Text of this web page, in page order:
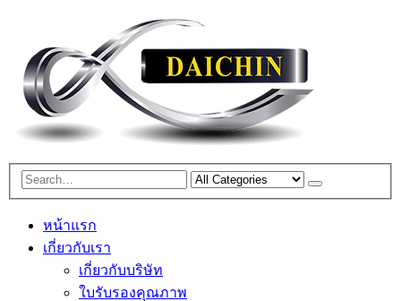
หน้าแรก
เกี่ยวกับเรา
เกี่ยวกับบริษัท
ใบรับรองคุณภาพ